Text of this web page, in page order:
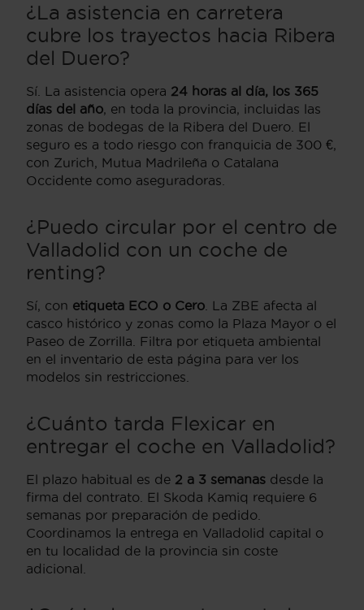
¿La asistencia en carretera
cubre los trayectos hacia Ribera
del Duero?
Sí. La asistencia opera 24 horas al día, los 365
días del año, en toda la provincia, incluidas las
zonas de bodegas de la Ribera del Duero. El
seguro es a todo riesgo con franquicia de 300 €,
con Zurich, Mutua Madrileña o Catalana
Occidente como aseguradoras.
¿Puedo circular por el centro de
Valladolid con un coche de
renting?
Sí, con etiqueta ECO o Cero . La ZBE afecta al
casco histórico y zonas como la Plaza Mayor o el
Paseo de Zorrilla. Filtra por etiqueta ambiental
en el inventario de esta página para ver los
modelos sin restricciones.
¿Cuánto tarda Flexicar en
entregar el coche en Valladolid?
El plazo habitual es de 2 a 3 semanas desde la
firma del contrato. El Skoda Kamiq requiere 6
semanas por preparación de pedido.
Coordinamos la entrega en Valladolid capital o
en tu localidad de la provincia sin coste
adicional.